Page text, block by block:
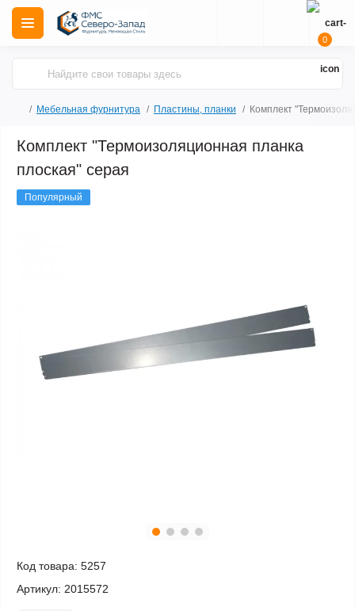
0
Мебельная фурнитура Пластины, планки Комплект
Комплект "Термоизоляционная планка
плоская" серая
Популярный
Код товара: 5257
Артикул: 2015572